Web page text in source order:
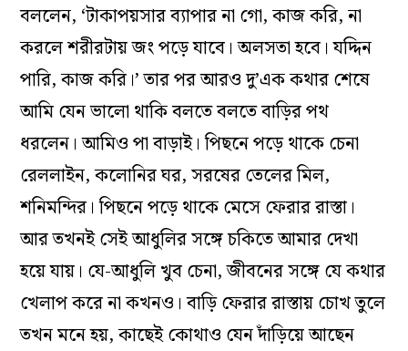
বললেন, ‘টাকাপয়সার ব্যাপার না গো, কাজ করি, না
করলে শরীরটায় জং পড়ে যাবে। অলসতা হবে। যদ্দিন
পারি, কাজ করি।’ তার পর আরও দু’এক কথার শেষে
আমি যেন ভালো থাকি বলতে বলতে বাড়ির পথ
ধরলেন। আমিও পা বাড়াই। পিছনে পড়ে থাকে চেনা
রেললাইন, কলোনির ঘর, সরষের তেলের মিল,
শনিমন্দির। পিছনে পড়ে থাকে মেসে ফেরার রাস্তা।
আর তখনই সেই আধুলির সঙ্গে চকিতে আমার দেখা
হয়ে যায়। যে-আধুলি খুব চেনা, জীবনের সঙ্গে যে কথার
খেলাপ করে না কখনও। বাড়ি ফেরার রাস্তায় চোখ তুলে
তখন মনে হয়, কাছেই কোথাও যেন দাঁড়িয়ে আছেন